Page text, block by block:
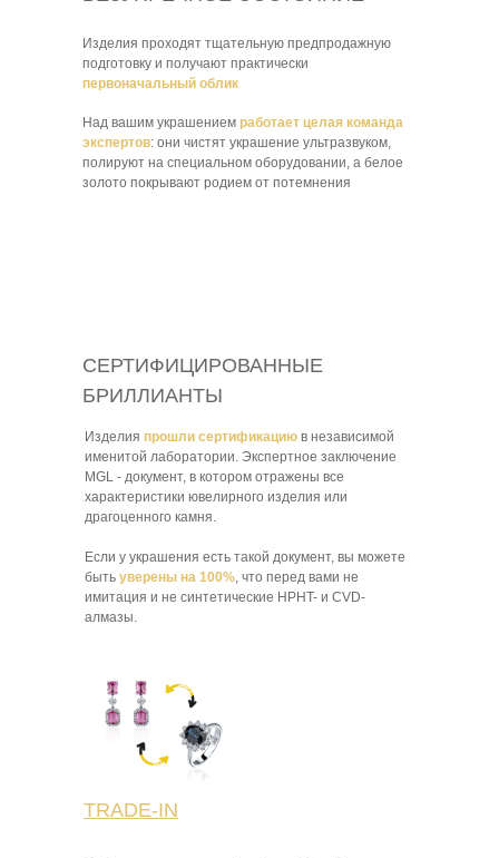
СЕРТИФИЦИРОВАННЫЕ
БРИЛЛИАНТЫ
Изделия проходят тщательную предпродажную
подготовку и получают практически
первоначальный облик
Над вашим украшением работает целая команда
экспертов: они чистят украшение ультразвуком,
полируют на специальном оборудовании, а белое
золото покрывают родием от потемнения
Изделия прошли сертификацию в независимой
именитой лаборатории. Экспертное заключение
MGL - документ, в котором отражены все
характеристики ювелирного изделия или
драгоценного камня.
Если у украшения есть такой документ, вы можете
быть уверены на 100% , что перед вами не
имитация и не синтетические HPHT- и CVD-
алмазы.
TRADE-IN